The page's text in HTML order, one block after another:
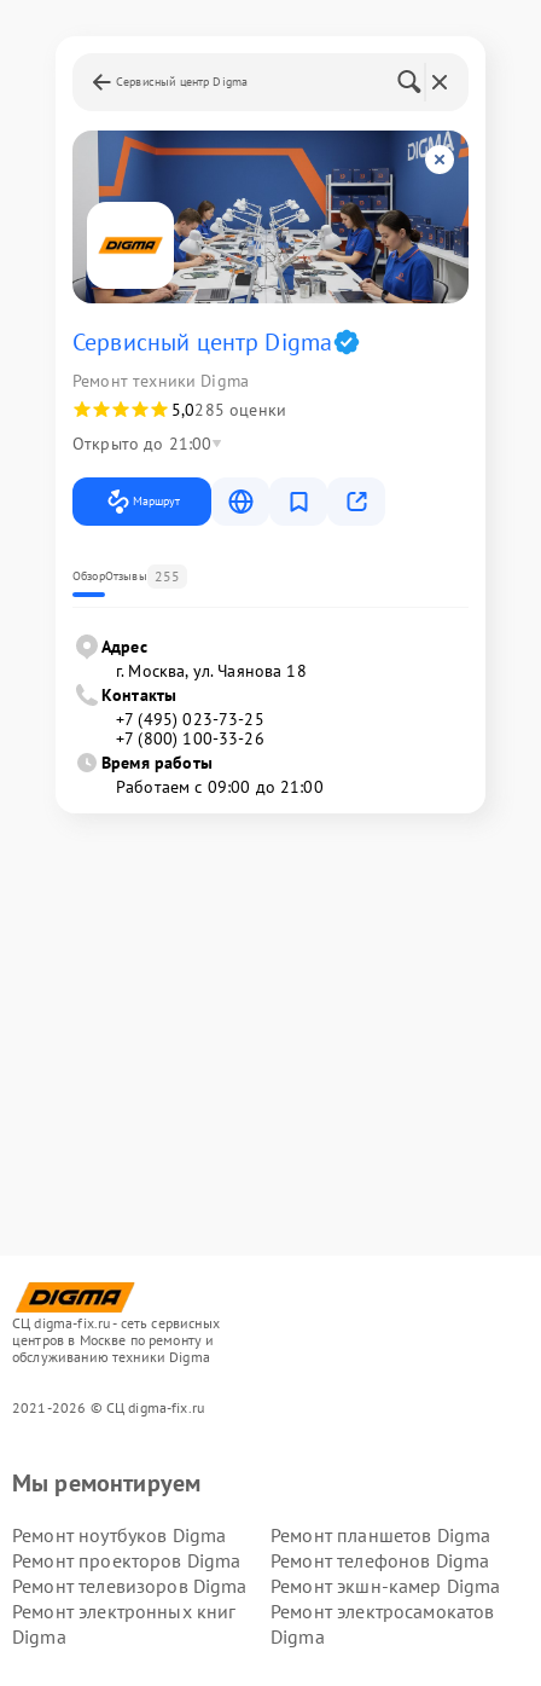
Сервисный центр Digma
Сервисный центр Digma
Ремонт техники Digma
5,0285 оценки
Открыто до 21:00
Маршрут
ОбзорОтзывы 255
Адрес
г. Москва, ул. Чаянова 18
Контакты
+7 (495) 023-73-25
+7 (800) 100-33-26
Время работы
Работаем с 09:00 до 21:00
СЦ digma-fix.ru - сеть сервисных
центров в Москве по ремонту и
обслуживанию техники Digma
2021-2026 © СЦ digma-fix.ru
Мы ремонтируем
Ремонт ноутбуков Digma
Ремонт планшетов Digma
Ремонт проекторов Digma
Ремонт телефонов Digma
Ремонт телевизоров Digma
Ремонт экшн-камер Digma
Ремонт электронных книг
Digma
Ремонт электросамокатов
Digma